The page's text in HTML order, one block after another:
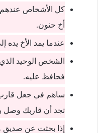
كل الأشخاص عندهم
أخ حنون.
عندما يمد الأخ يده
الشخص الوحيد الذي
فحافظ عليه.
ساهم في جعل قارب
تجد أن قاربك وصل
إذا بحثت عن صديق